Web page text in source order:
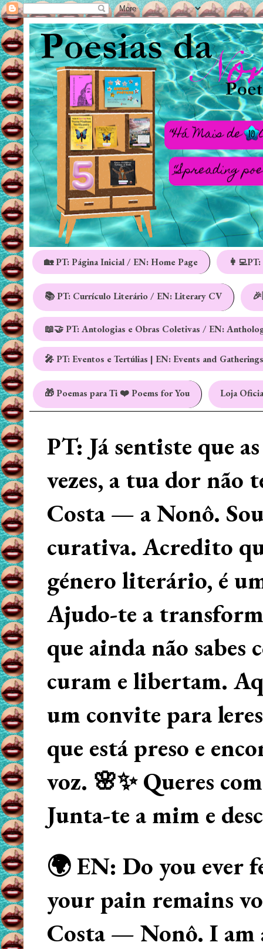
🏡 PT: Página Inicial / EN: Home Page
📚 PT: Currículo Literário / EN: Literary CV
📖🤝 PT: Antologias e Obras Coletivas / EN:
🎤 PT: Eventos e Tertúlias | EN: Events and Gatherings
🎁 Poemas para Ti ❤️ Poems for You Loja
PT: Já sentiste que
vezes, a tua dor não
Costa — a Nonô.
curativa. Acredito
género literário, é
Ajudo-te a
que ainda não
curam e libertam.
um convite para
que está preso e
voz. 🌸✨ Queres
Junta-te a mim e
🌍 EN: Do you ever
your pain remains
Costa — Nonô. I am